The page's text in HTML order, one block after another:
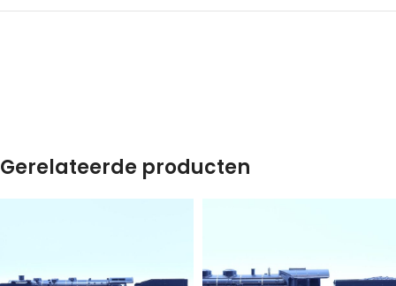
Gerelateerde producten